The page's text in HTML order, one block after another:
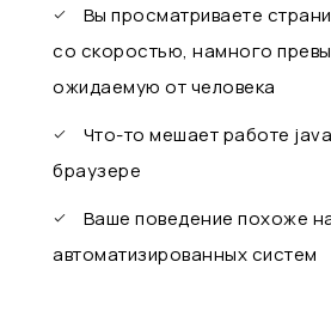
Вы просматриваете
со скоростью, намного
ожидаемую от человека
Что-то мешает работе
браузере
Ваше поведение похоже
автоматизированных систем